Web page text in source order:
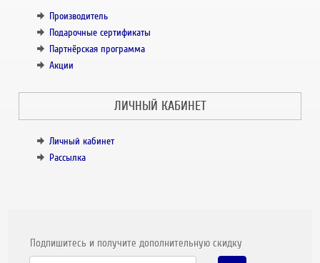
Производитель
Подарочные сертификаты
Партнёрская программа
Акции
ЛИЧНЫЙ КАБИНЕТ
Личный кабинет
Рассылка
Подпишитесь и получите дополнительную скидку